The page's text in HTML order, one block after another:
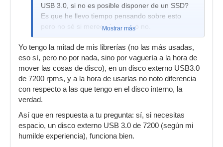
USB 3.0, si no es posible disponer de un SSD?
Es que he llevo tiempo pensando sobre esto
pero no sé si merece la pena o no.
Mostrar más
Yo tengo la mitad de mis librerías (no las más usadas,
eso sí, pero no por nada, sino por vaguería a la hora de
mover las cosas de disco), en un disco externo USB3.0
de 7200 rpms, y a la hora de usarlas no noto diferencia
con respecto a las que tengo en el disco interno, la
verdad.
Así que en respuesta a tu pregunta: sí, si necesitas
espacio, un disco externo USB 3.0 de 7200 (según mi
humilde experiencia), funciona bien.